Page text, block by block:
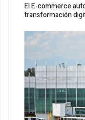
El E-commerce
transformación